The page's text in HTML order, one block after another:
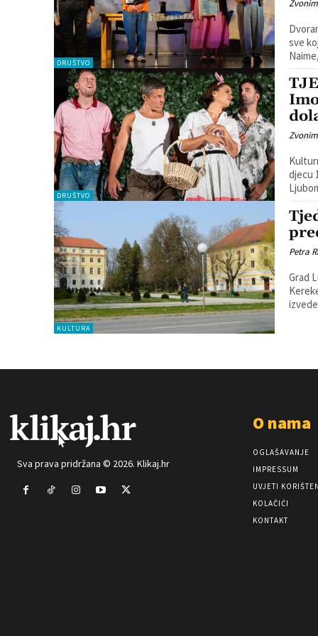
DRUŠTVO
sve
DRUŠTVO
djecu
KULTURA
Petra
Grad
Kerekesh Teatra. U
Sva prava pridržana © 2026. Klikaj.hr
O nama
OGLAŠAVANJE
IMPRESSUM
UVJETI
KOLAČIĆI
KONTAKT